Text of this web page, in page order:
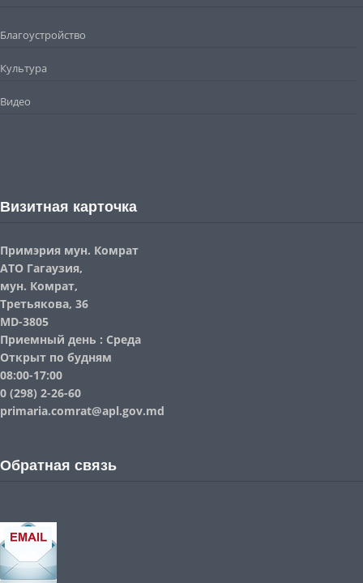
Благоустройство
Культура
Видео
Визитная карточка
Примэрия мун. Комрат
АТО Гагаузия,
мун. Комрат,
Третьякова, 36
MD-3805
Приемный день : Среда
Открыт по будням
08:00-17:00
0 (298) 2-26-60
primaria.comrat@apl.gov.md
Обратная связь